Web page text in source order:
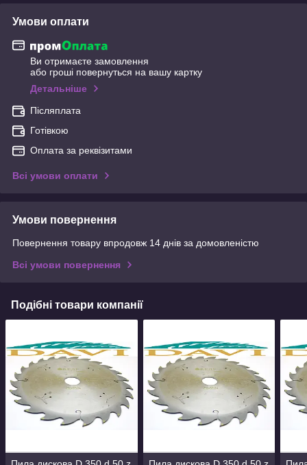
Умови оплати
Ви отримаєте замовлення
або гроші повернуться на вашу картку
Детальніше
Післяплата
Готівкою
Оплата за реквізитами
Всі умови оплати
Умови повернення
Повернення товару впродовж 14 днів за домовленістю
Всі умови повернення
Подібні товари компанії